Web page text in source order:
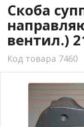
Скоба
вентил.)
Код товара 7460